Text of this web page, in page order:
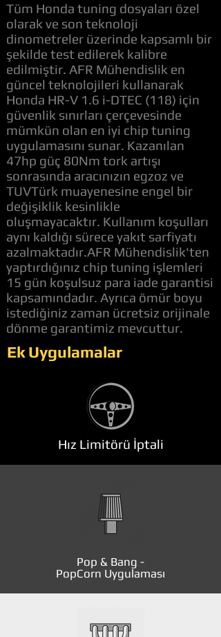
Tüm Honda tuning dosyaları özel
olarak ve son teknoloji
dinometreler üzerinde kapsamlı bir
şekilde test edilerek kalibre
edilmiştir. AFR Mühendislik en
güncel teknolojileri kullanarak
Honda HR-V 1.6 i-DTEC (118) için
güvenlik sınırları çerçevesinde
mümkün olan en iyi chip tuning
uygulamasını sunar. Kazanılan
47hp güç 80Nm tork artışı
sonrasında aracınızın egzoz ve
TUVTürk muayenesine engel bir
değişiklik kesinlikle
oluşmayacaktır. Kullanım koşulları
aynı kaldığı sürece yakıt sarfiyatı
azalmaktadır.AFR Mühendislik'ten
yaptırdığınız chip tuning işlemleri
15 gün koşulsuz para iade garantisi
kapsamındadır. Ayrıca ömür boyu
istediğiniz zaman ücretsiz orijinale
dönme garantimiz mevcuttur.
Ek Uygulamalar
Hız Limitörü İptali
Pop & Bang -
PopCorn Uygulaması